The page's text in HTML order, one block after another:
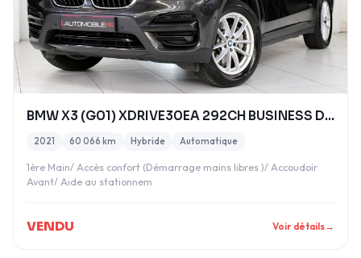
BMW X3 (G01) XDRIVE30EA 292CH BUSINESS DESIGN BVA8
2021 60 066 km Hybride Automatique
1ère Main/ Accès confort (Démarrage mains libres )/ Accoudoir
Avant/ Aide au stationnem
VENDU Voir détails→